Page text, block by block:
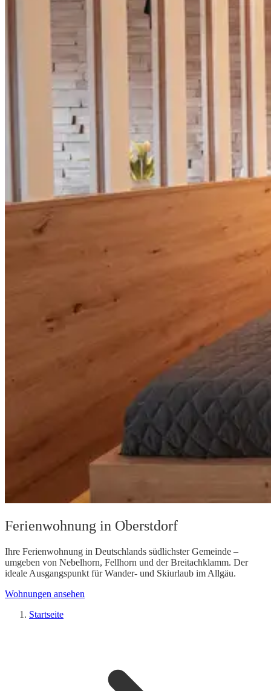
Ferienwohnung in Oberstdorf
Ihre Ferienwohnung in Deutschlands südlichster Gemeinde –
umgeben von Nebelhorn, Fellhorn und der Breitachklamm. Der
ideale Ausgangspunkt für Wander- und Skiurlaub im Allgäu.
Wohnungen ansehen
Startseite